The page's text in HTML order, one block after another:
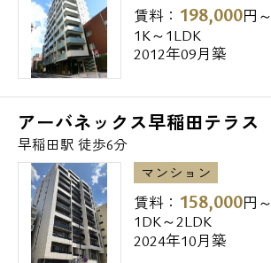
賃料： 198,000円～
1K～1LDK
2012年09月築
アーバネックス早稲田テラス
早稲田駅 徒歩6分
マンション
賃料： 158,000円～
1DK～2LDK
2024年10月築